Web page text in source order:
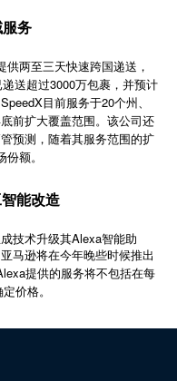
务
两至三天快速跨国递送，
送超过3000万包裹，并预计
目前服务于20个州、
前扩大覆盖范围。该公司还
预测，随着其服务范围的扩
额。
能改造
技术升级其Alexa智能助
马逊将在今年晚些时候推出
提供的服务将不包括在每
价格。